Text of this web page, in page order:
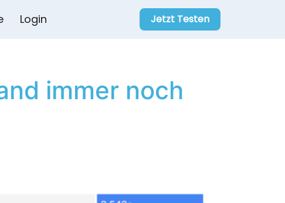
Login Jetzt Testen
immer noch